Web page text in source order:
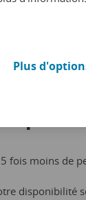
fois moins de
disponibilité
Plus